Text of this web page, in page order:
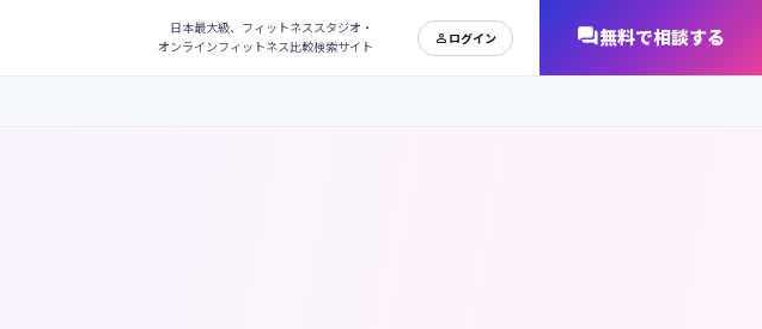
日本最大級、フィットネススタジオ・
オンラインフィットネス比較検索サイト